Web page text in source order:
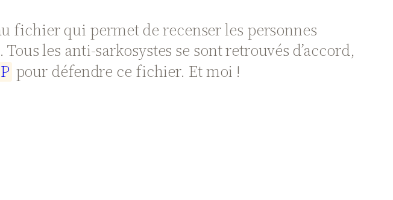
fichier qui permet de recenser les personnes
les anti-sarkosystes se sont retrouvés d’accord,
P pour défendre ce fichier. Et moi !